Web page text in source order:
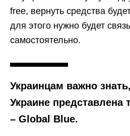
free, вернуть средства
для этого нужно будет
самостоятельно.
Украинцам важно
Украине представлена
– Global Blue.